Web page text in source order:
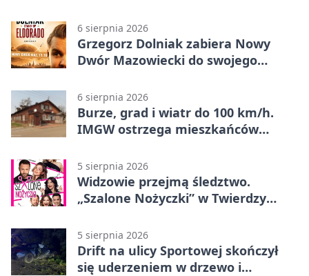
6 sierpnia 2026
Grzegorz Dolniak zabiera Nowy
Dwór Mazowiecki do swojego
6 sierpnia 2026
Burze, grad i wiatr do 100 km/h.
IMGW ostrzega mieszkańców
5 sierpnia 2026
Widzowie przejmą śledztwo.
„Szalone Nożyczki” w Twierdzy
5 sierpnia 2026
Drift na ulicy Sportowej skończył
się uderzeniem w drzewo i